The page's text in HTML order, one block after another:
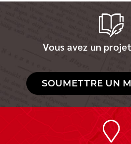
Vous avez un
SOUMETTRE UN